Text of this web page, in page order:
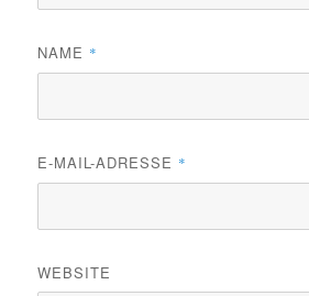
NAME *
E-MAIL-ADRESSE *
WEBSITE